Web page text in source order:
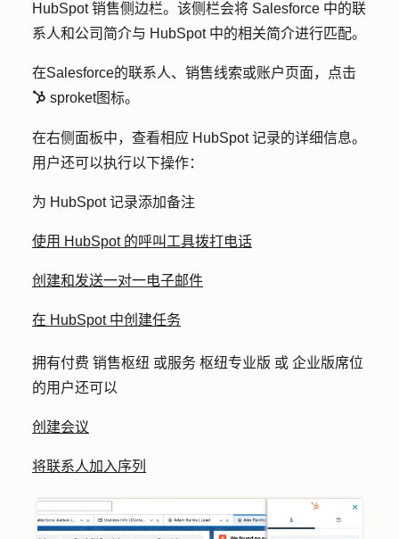
HubSpot 销售侧边栏。该侧栏会将 Salesforce 中的联
系人和公司简介与 HubSpot 中的相关简介进行匹配。
在Salesforce的联系人、销售线索或账户页面，点击
sprocket sproket图标。
在右侧面板中，查看相应 HubSpot 记录的详细信息。
用户还可以执行以下操作：
为 HubSpot 记录添加备注
使用 HubSpot 的呼叫工具拨打电话
创建和发送一对一电子邮件
在 HubSpot 中创建任务
拥有付费 销售枢纽 或服务 枢纽专业版 或 企业版席位
的用户还可以
创建会议
将联系人加入序列